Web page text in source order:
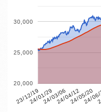
23/12/1924/01/2924/03/0624/04/1224/05/20
24/
20,000
25,000
30,000